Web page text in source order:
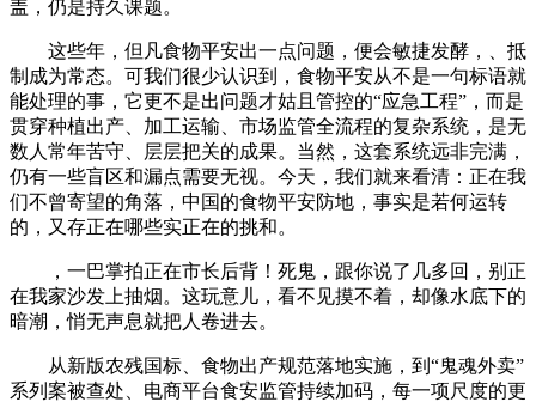
盖，仍是持久课题。
这些年，但凡食物平安出一点问题，便会敏捷发酵，、抵
制成为常态。可我们很少认识到，食物平安从不是一句标语就
能处理的事，它更不是出问题才姑且管控的“应急工程”，而是
贯穿种植出产、加工运输、市场监管全流程的复杂系统，是无
数人常年苦守、层层把关的成果。当然，这套系统远非完满，
仍有一些盲区和漏点需要无视。今天，我们就来看清：正在我
们不曾寄望的角落，中国的食物平安防地，事实是若何运转
的，又存正在哪些实正在的挑和。
，一巴掌拍正在市长后背！死鬼，跟你说了几多回，别正
在我家沙发上抽烟。这玩意儿，看不见摸不着，却像水底下的
暗潮，悄无声息就把人卷进去。
从新版农残国标、食物出产规范落地实施，到“鬼魂外卖”
系列案被查处、电商平台食安监管持续加码，每一项尺度的更